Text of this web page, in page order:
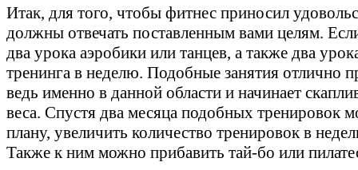
Итак, для того, чтобы фитнес приносил
должны отвечать поставленным вами целям.
два урока аэробики или танцев, а также два
тренинга в неделю. Подобные занятия
ведь именно в данной области и начинает
веса. Спустя два месяца подобных тренировок
плану, увеличить количество тренировок в
Также к ним можно прибавить тай-бо или